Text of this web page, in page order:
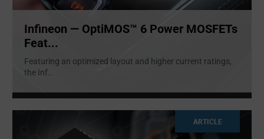
Infineon — OptiMOS™ 6 Power MOSFETs
Feat...
Featuring an optimized layout and higher current ratings,
the Inf...
ARTICLE